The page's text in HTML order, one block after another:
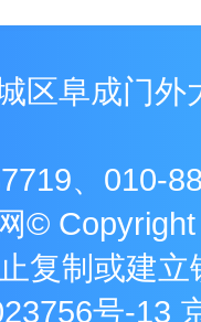
区阜成门外
、010-
©
复制或建立
号-13